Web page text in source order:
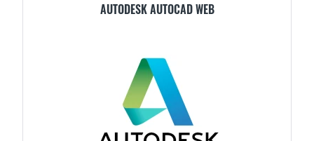
AUTODESK AUTOCAD WEB